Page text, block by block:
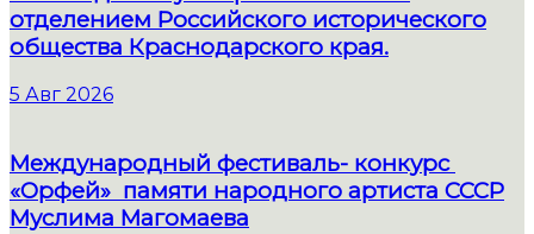
отделением Российского исторического
общества Краснодарского края.
5 Авг 2026
Международный фестиваль- конкурс
«Орфей» памяти народного артиста СССР
Муслима Магомаева